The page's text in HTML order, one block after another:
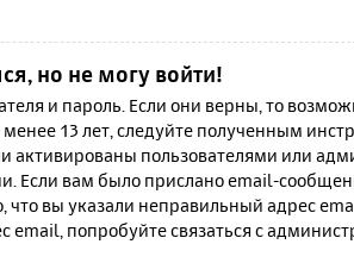
но не могу войти!
и пароль. Если они верны, то
13 лет, следуйте полученным
активированы пользователями или
Если вам было прислано email-
вы указали неправильный адрес
email, попробуйте связаться с